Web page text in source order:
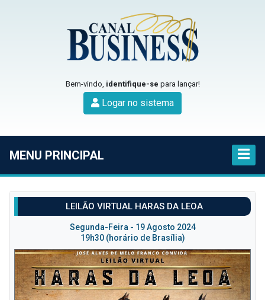
Bem-vindo, identifique-se para lançar!
Logar no sistema
MENU PRINCIPAL
LEILÃO VIRTUAL HARAS DA LEOA
Segunda-Feira - 19 Agosto 2024
19h30 (horário de Brasília)